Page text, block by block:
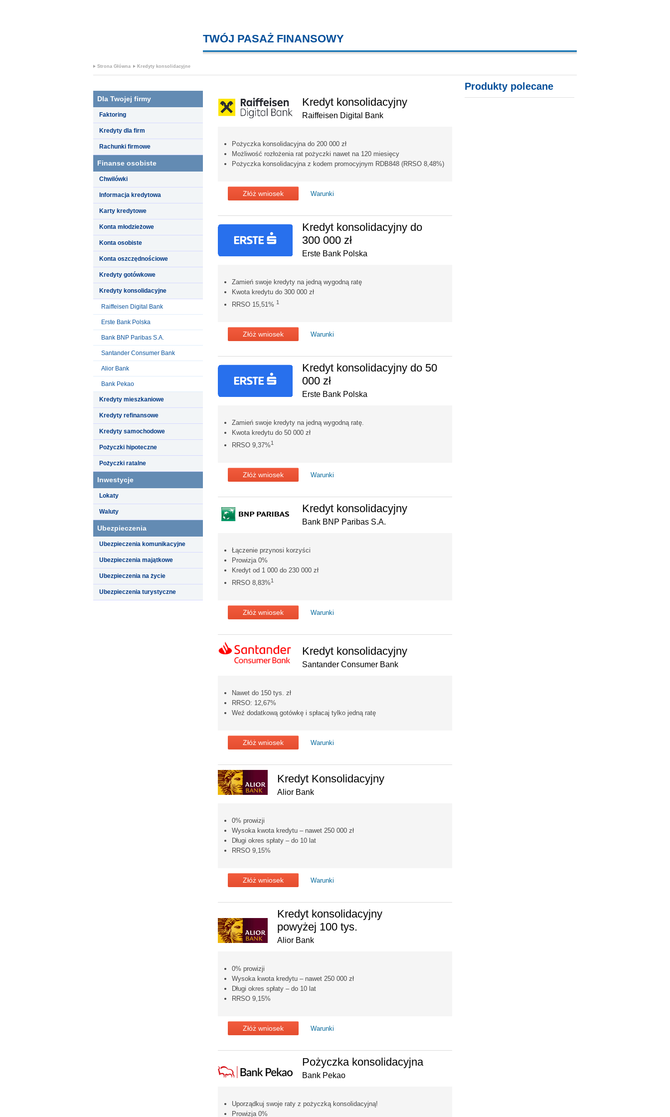
TWÓJ PASAŻ FINANSOWY
Strona Główna Kredyty konsolidacyjne
Dla Twojej firmy
Faktoring
Kredyty dla firm
Rachunki firmowe
Finanse osobiste
Chwilówki
Informacja kredytowa
Karty kredytowe
Konta młodzieżowe
Konta osobiste
Konta oszczędnościowe
Kredyty gotówkowe
Kredyty konsolidacyjne
Raiffeisen Digital Bank
Erste Bank Polska
Bank BNP Paribas S.A.
Santander Consumer Bank
Alior Bank
Bank Pekao
Kredyty mieszkaniowe
Kredyty refinansowe
Kredyty samochodowe
Pożyczki hipoteczne
Pożyczki ratalne
Inwestycje
Lokaty
Waluty
Ubezpieczenia
Ubezpieczenia komunikacyjne
Ubezpieczenia majątkowe
Ubezpieczenia na życie
Ubezpieczenia turystyczne
Kredyt konsolidacyjny
Raiffeisen Digital Bank
Pożyczka konsolidacyjna do 200 000 zł
Możliwość rozłożenia rat pożyczki nawet na 120 miesięcy
Pożyczka konsolidacyjna z kodem promocyjnym RDB848 (RRSO 8,48%)
Złóż wniosek Warunki
Kredyt konsolidacyjny do
300 000 zł
Erste Bank Polska
Zamień swoje kredyty na jedną wygodną ratę
Kwota kredytu do 300 000 zł
RRSO 15,51% 1
Złóż wniosek Warunki
Kredyt konsolidacyjny do 50
000 zł
Erste Bank Polska
Zamień swoje kredyty na jedną wygodną ratę.
Kwota kredytu do 50 000 zł
RRSO 9,37%1
Złóż wniosek Warunki
Kredyt konsolidacyjny
Bank BNP Paribas S.A.
Łączenie przynosi korzyści
Prowizja 0%
Kredyt od 1 000 do 230 000 zł
RRSO 8,83%1
Złóż wniosek Warunki
Kredyt konsolidacyjny
Santander Consumer Bank
Nawet do 150 tys. zł
RRSO: 12,67%
Weź dodatkową gotówkę i spłacaj tylko jedną ratę
Złóż wniosek Warunki
Kredyt Konsolidacyjny
Alior Bank
0% prowizji
Wysoka kwota kredytu – nawet 250 000 zł
Długi okres spłaty – do 10 lat
RRSO 9,15%
Złóż wniosek Warunki
Kredyt konsolidacyjny
powyżej 100 tys.
Alior Bank
0% prowizji
Wysoka kwota kredytu – nawet 250 000 zł
Długi okres spłaty – do 10 lat
RRSO 9,15%
Złóż wniosek Warunki
Pożyczka konsolidacyjna
Bank Pekao
Uporządkuj swoje raty z pożyczką konsolidacyjną!
Prowizja 0%
Produkty polecane